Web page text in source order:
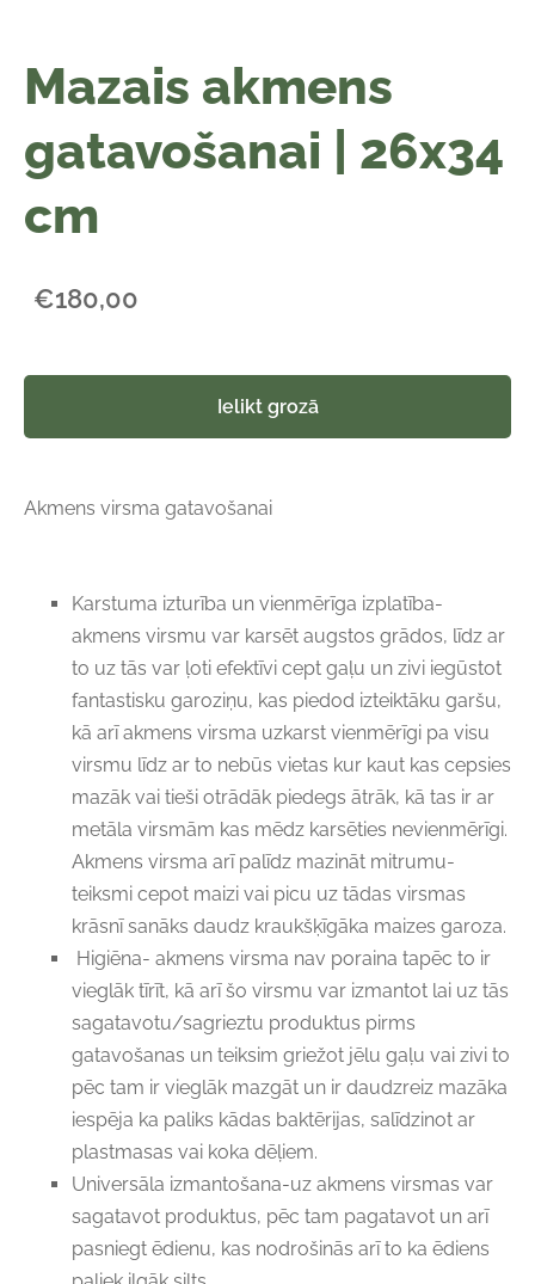
Mazais akmens
gatavošanai | 26x34
cm
€180,00
Ielikt grozā
Akmens virsma gatavošanai
Karstuma izturība un vienmērīga izplatība-
akmens virsmu var karsēt augstos grādos, līdz ar
to uz tās var ļoti efektīvi cept gaļu un zivi iegūstot
fantastisku garoziņu, kas piedod izteiktāku garšu,
kā arī akmens virsma uzkarst vienmērīgi pa visu
virsmu līdz ar to nebūs vietas kur kaut kas cepsies
mazāk vai tieši otrādāk piedegs ātrāk, kā tas ir ar
metāla virsmām kas mēdz karsēties nevienmērīgi.
Akmens virsma arī palīdz mazināt mitrumu-
teiksmi cepot maizi vai picu uz tādas virsmas
krāsnī sanāks daudz kraukšķīgāka maizes garoza.
Higiēna- akmens virsma nav poraina tapēc to ir
vieglāk tīrīt, kā arī šo virsmu var izmantot lai uz tās
sagatavotu/sagrieztu produktus pirms
gatavošanas un teiksim griežot jēlu gaļu vai zivi to
pēc tam ir vieglāk mazgāt un ir daudzreiz mazāka
iespēja ka paliks kādas baktērijas, salīdzinot ar
plastmasas vai koka dēļiem.
Universāla izmantošana-uz akmens virsmas var
sagatavot produktus, pēc tam pagatavot un arī
pasniegt ēdienu, kas nodrošinās arī to ka ēdiens